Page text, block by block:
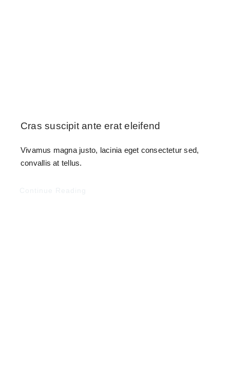
Cras suscipit ante erat eleifend
Vivamus magna justo, lacinia eget consectetur sed,
convallis at tellus.